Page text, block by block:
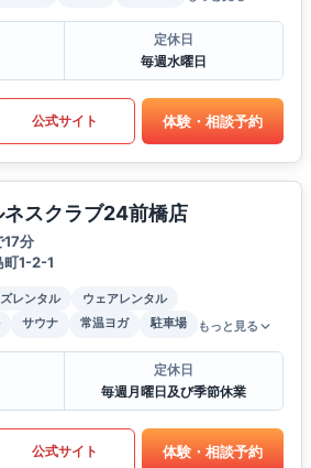
定休日
毎週水曜日
公式サイト 体験・相談予約
スクラブ24前橋店
17分
町1-2-1
レンタル
ウェアレンタル
サウナ 常温ヨガ 駐車場 もっと見る
定休日
毎週月曜日及び季節休業
公式サイト 体験・相談予約